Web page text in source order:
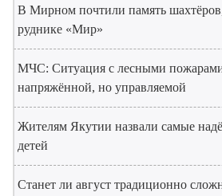
В Мирном почтили память
руднике «Мир»
МЧС: Ситуация с лесными пожарами
напряжённой, но управляемой
Жителям Якутии назвали самые
детей
Станет ли август традиционно